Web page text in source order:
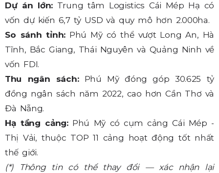
Dự án lớn: Trung tâm Logistics Cái Mép Hạ có
vốn dự kiến 6,7 tỷ USD và quy mô hơn 2.000ha.
So sánh tỉnh: Phú Mỹ có thể vượt Long An, Hà
Tĩnh, Bắc Giang, Thái Nguyên và Quảng Ninh về
vốn FDI.
Thu ngân sách:
Phú Mỹ đóng góp 30.625 tỷ
đồng ngân sách năm 2022, cao hơn Cần Thơ và
Đà Nẵng.
Hạ tầng cảng: Phú Mỹ có cụm cảng Cái Mép -
Thị Vải, thuộc TOP 11 cảng hoạt động tốt nhất
thế giới.
(*) Thông tin có thể thay đổi — xác nhận lại